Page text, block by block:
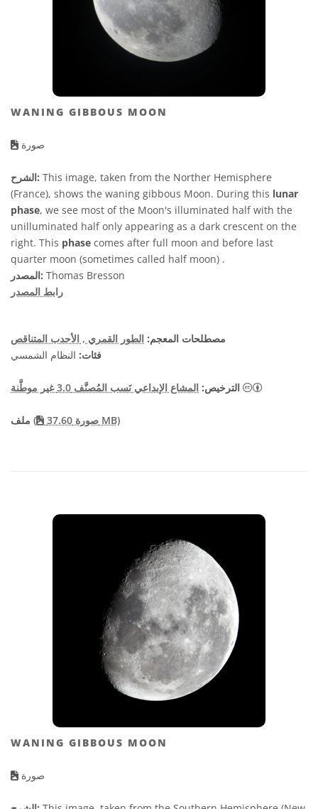
WANING GIBBOUS MOON
صورة
الشرح: This image, taken from the Norther Hemisphere
(France), shows the waning gibbous Moon. During this lunar
phase, we see most of the Moon's illuminated half with the
unilluminated half only appearing as a dark crescent on the
right. This phase comes after full moon and before last
quarter moon (sometimes called half moon) .
المصدر: Thomas Bresson
رابط المصدر
مصطلحات المعجم: الطور القمري , الأحدب المتناقص
فئات: النظام الشمسي
الترخيص: المشاع الإبداعي نَسب المُصنَّف 3.0 غير موطَّنة
ملف ( صورة 37.60 MB)
WANING GIBBOUS MOON
صورة